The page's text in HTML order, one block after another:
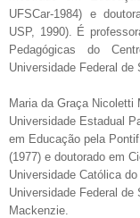
UFSCar-1984) e
USP, 1990). É
Pedagógicas do
Universidade Federal de
Maria da Graça Nicoletti
Universidade Estadual
em Educação pela
(1977) e doutorado em
Universidade Católica
Universidade Federal
Mackenzie.